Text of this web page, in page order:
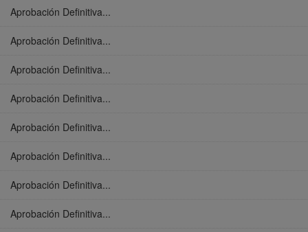
Aprobación Definitiva...
Aprobación Definitiva...
Aprobación Definitiva...
Aprobación Definitiva...
Aprobación Definitiva...
Aprobación Definitiva...
Aprobación Definitiva...
Aprobación Definitiva...